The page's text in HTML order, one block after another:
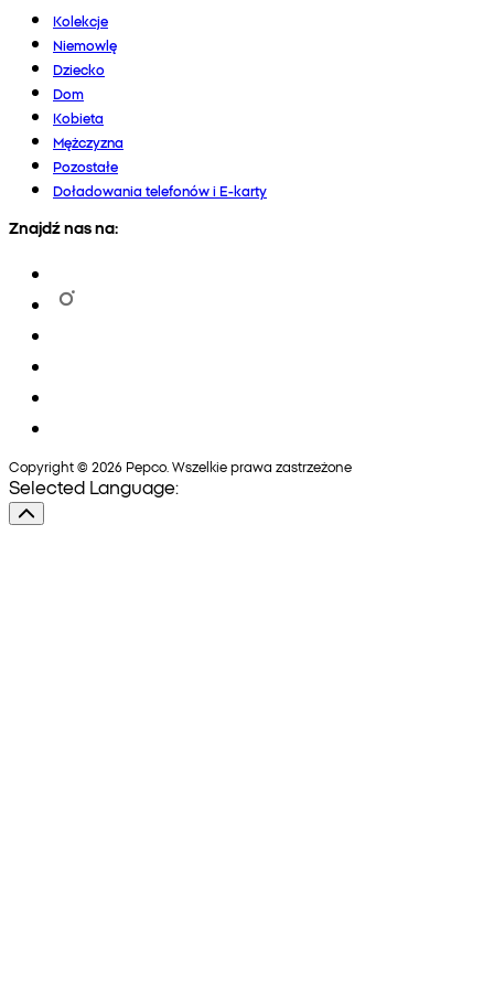
Kolekcje
Niemowlę
Dziecko
Dom
Kobieta
Mężczyzna
Pozostałe
Doładowania telefonów i E-karty
Znajdź nas na:
Copyright © 2026 Pepco. Wszelkie prawa zastrzeżone
Selected Language: